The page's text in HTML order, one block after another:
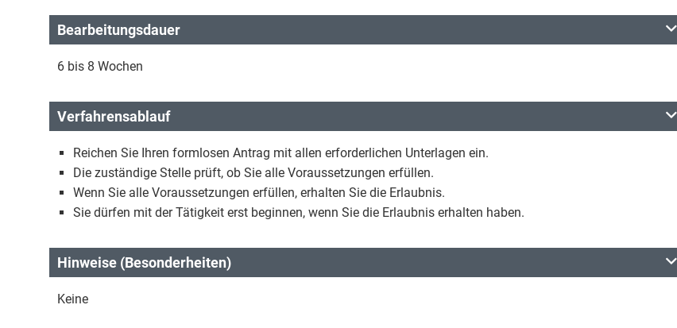
Bearbeitungsdauer
6 bis 8 Wochen
Verfahrensablauf
Reichen Sie Ihren formlosen Antrag mit allen erforderlichen Unterlagen ein.
Die zuständige Stelle prüft, ob Sie alle Voraussetzungen erfüllen.
Wenn Sie alle Voraussetzungen erfüllen, erhalten Sie die Erlaubnis.
Sie dürfen mit der Tätigkeit erst beginnen, wenn Sie die Erlaubnis erhalten haben.
Hinweise (Besonderheiten)
Keine